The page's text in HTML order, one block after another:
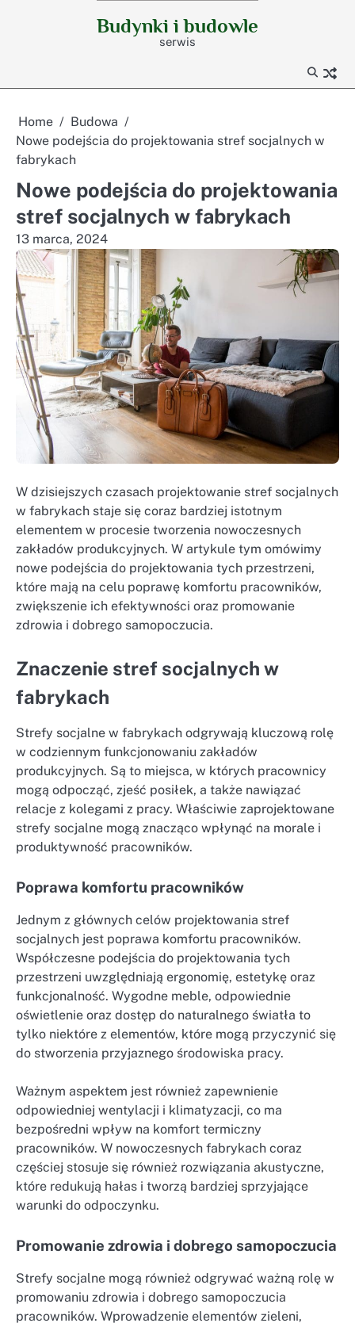
Budynki i budowle
serwis
Home
Budowa
Nowe podejścia do projektowania stref socjalnych w
fabrykach
Nowe podejścia do projektowania
stref socjalnych w fabrykach
13 marca, 2024
W dzisiejszych czasach projektowanie stref socjalnych
w fabrykach staje się coraz bardziej istotnym
elementem w procesie tworzenia nowoczesnych
zakładów produkcyjnych. W artykule tym omówimy
nowe podejścia do projektowania tych przestrzeni,
które mają na celu poprawę komfortu pracowników,
zwiększenie ich efektywności oraz promowanie
zdrowia i dobrego samopoczucia.
Znaczenie stref socjalnych w
fabrykach
Strefy socjalne w fabrykach odgrywają kluczową rolę
w codziennym funkcjonowaniu zakładów
produkcyjnych. Są to miejsca, w których pracownicy
mogą odpocząć, zjeść posiłek, a także nawiązać
relacje z kolegami z pracy. Właściwie zaprojektowane
strefy socjalne mogą znacząco wpłynąć na morale i
produktywność pracowników.
Poprawa komfortu pracowników
Jednym z głównych celów projektowania stref
socjalnych jest poprawa komfortu pracowników.
Współczesne podejścia do projektowania tych
przestrzeni uwzględniają ergonomię, estetykę oraz
funkcjonalność. Wygodne meble, odpowiednie
oświetlenie oraz dostęp do naturalnego światła to
tylko niektóre z elementów, które mogą przyczynić się
do stworzenia przyjaznego środowiska pracy.
Ważnym aspektem jest również zapewnienie
odpowiedniej wentylacji i klimatyzacji, co ma
bezpośredni wpływ na komfort termiczny
pracowników. W nowoczesnych fabrykach coraz
częściej stosuje się również rozwiązania akustyczne,
które redukują hałas i tworzą bardziej sprzyjające
warunki do odpoczynku.
Promowanie zdrowia i dobrego samopoczucia
Strefy socjalne mogą również odgrywać ważną rolę w
promowaniu zdrowia i dobrego samopoczucia
pracowników. Wprowadzenie elementów zieleni,